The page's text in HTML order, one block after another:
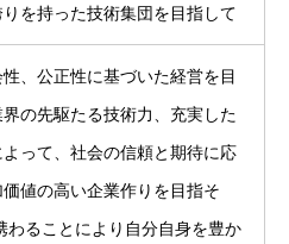
りを持った技術集団を目指して
、公正性に基づいた経営を目
の先駆たる技術力、充実した
って、社会の信頼と期待に応
値の高い企業作りを目指そ
わることにより自分自身を豊か